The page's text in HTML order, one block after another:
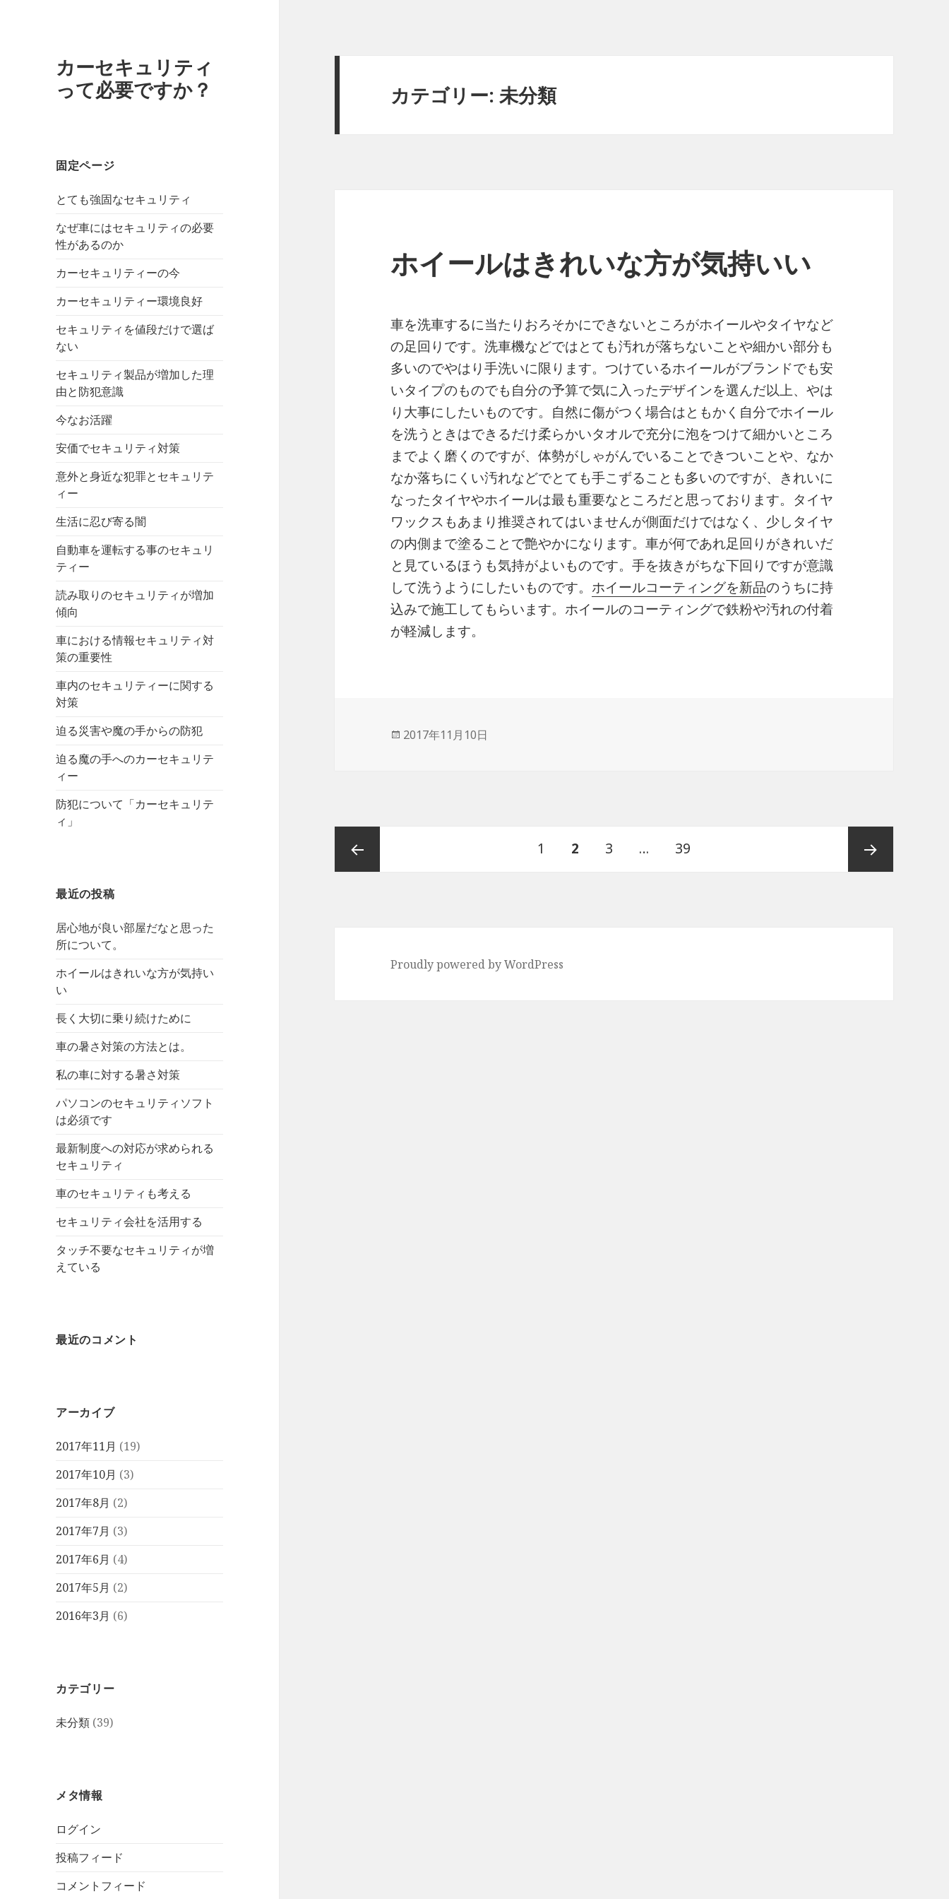
カーセキュリティ
って必要ですか？
固定ページ
とても強固なセキュリティ
なぜ車にはセキュリティの必要
性があるのか
カーセキュリティーの今
カーセキュリティー環境良好
セキュリティを値段だけで選ば
ない
セキュリティ製品が増加した理
由と防犯意識
今なお活躍
安価でセキュリティ対策
意外と身近な犯罪とセキュリテ
ィー
生活に忍び寄る闇
自動車を運転する事のセキュリ
ティー
読み取りのセキュリティが増加
傾向
車における情報セキュリティ対
策の重要性
車内のセキュリティーに関する
対策
迫る災害や魔の手からの防犯
迫る魔の手へのカーセキュリテ
ィー
防犯について「カーセキュリテ
ィ」
最近の投稿
居心地が良い部屋だなと思った
所について。
ホイールはきれいな方が気持い
い
長く大切に乗り続けために
車の暑さ対策の方法とは。
私の車に対する暑さ対策
パソコンのセキュリティソフト
は必須です
最新制度への対応が求められる
セキュリティ
車のセキュリティも考える
セキュリティ会社を活用する
タッチ不要なセキュリティが増
えている
最近のコメント
アーカイブ
2017年11月 (19)
2017年10月 (3)
2017年8月 (2)
2017年7月 (3)
2017年6月 (4)
2017年5月 (2)
2016年3月 (6)
カテゴリー
未分類 (39)
メタ情報
ログイン
投稿フィード
コメントフィード
カテゴリー:未分類
ホイールはきれいな方が気持いい
車を洗車するに当たりおろそかにできないところがホイールやタイヤなど
の足回りです。洗車機などではとても汚れが落ちないことや細かい部分も
多いのでやはり手洗いに限ります。つけているホイールがブランドでも安
いタイプのものでも自分の予算で気に入ったデザインを選んだ以上、やは
り大事にしたいものです。自然に傷がつく場合はともかく自分でホイール
を洗うときはできるだけ柔らかいタオルで充分に泡をつけて細かいところ
までよく磨くのですが、体勢がしゃがんでいることできついことや、なか
なか落ちにくい汚れなどでとても手こずることも多いのですが、きれいに
なったタイヤやホイールは最も重要なところだと思っております。タイヤ
ワックスもあまり推奨されてはいませんが側面だけではなく、少しタイヤ
の内側まで塗ることで艶やかになります。車が何であれ足回りがきれいだ
と見ているほうも気持がよいものです。手を抜きがちな下回りですが意識
して洗うようにしたいものです。 ホイールコーティングを新品のうちに持
込みで施工してもらいます。ホイールのコーティングで鉄粉や汚れの付着
が軽減します。
投
2017年11月10日
ペ
1 ペ
2 ペ
3 … ペ
39
Proudly powered by WordPress